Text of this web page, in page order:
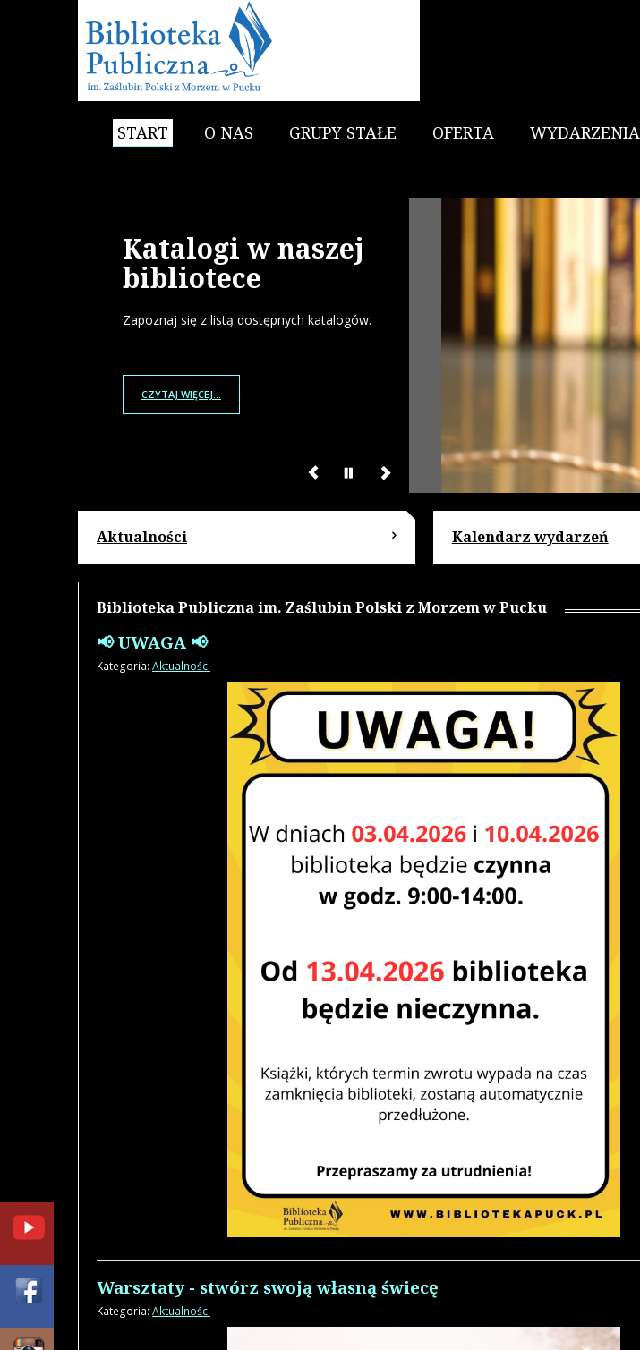
START O NAS GRUPY STAŁE OFERTA WYDARZENIA
Katalogi w naszej
bibliotece
Zapoznaj się z listą dostępnych katalogów.
CZYTAJ WIĘCEJ...
Aktualności Kalendarz wydarzeń
Biblioteka Publiczna im. Zaślubin Polski z Morzem w Pucku
📢 UWAGA 📢
Kategoria: Aktualności
Warsztaty - stwórz swoją własną świecę
Kategoria: Aktualności